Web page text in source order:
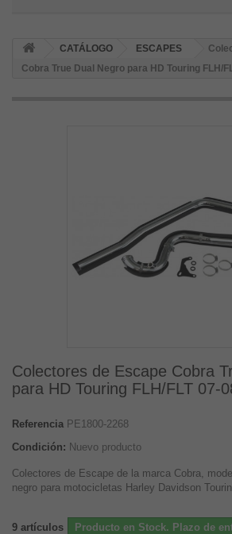
CATÁLOGO ESCAPES
Cobra True Dual Negro para HD Touring FLH/
Colectores de Escape Cobra
para HD Touring FLH/FLT 07-
Referencia PE1800-2268
Condición: Nuevo producto
Colectores de Escape de la marca Cobra,
negro para motocicletas Harley Davidson
9 artículos Producto en Stock. Plazo de